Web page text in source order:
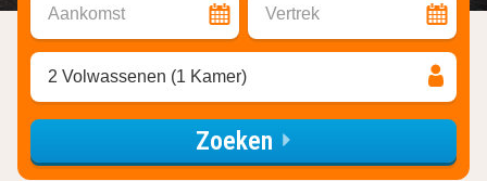
Aankomst Vertrek
2 Volwassenen (1 Kamer)
Zoeken